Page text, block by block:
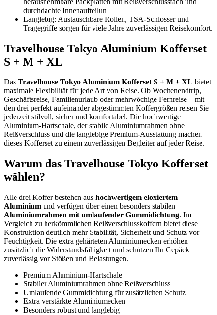
durchdachte Innenaufteilun
Langlebig: Austauschbare Rollen, TSA-Schlösser und
Tragegriffe sorgen für viele Jahre zuverlässigen Reisekomfort.
Travelhouse Tokyo Aluminium Kofferset
S + M + XL
Das Travelhouse Tokyo Aluminium Kofferset S + M + XL bietet
maximale Flexibilität für jede Art von Reise. Ob Wochenendtrip,
Geschäftsreise, Familienurlaub oder mehrwöchige Fernreise – mit
den drei perfekt aufeinander abgestimmten Koffergrößen reisen Sie
jederzeit stilvoll, sicher und komfortabel. Die hochwertige
Aluminium-Hartschale, der stabile Aluminiumrahmen ohne
Reißverschluss und die langlebige Premium-Ausstattung machen
dieses Kofferset zu einem zuverlässigen Begleiter auf jeder Reise.
Warum das Travelhouse Tokyo Kofferset
wählen?
Alle drei Koffer bestehen aus hochwertigem eloxiertem
Aluminium und verfügen über einen besonders stabilen
Aluminiumrahmen mit umlaufender Gummidichtung. Im
Vergleich zu herkömmlichen Reißverschlusskoffern bietet diese
Konstruktion deutlich mehr Stabilität, Sicherheit und Schutz vor
Feuchtigkeit. Die extra gehärteten Aluminiumecken erhöhen
zusätzlich die Widerstandsfähigkeit und schützen Ihr Gepäck
zuverlässig vor Stößen und Belastungen.
Premium Aluminium-Hartschale
Stabiler Aluminiumrahmen ohne Reißverschluss
Umlaufende Gummidichtung für zusätzlichen Schutz
Extra verstärkte Aluminiumecken
Besonders robust und langlebig